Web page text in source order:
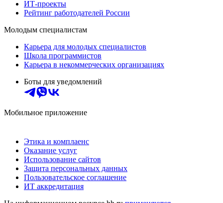
ИТ-проекты
Рейтинг работодателей России
Молодым специалистам
Карьера для молодых специалистов
Школа программистов
Карьера в некоммерческих организациях
Боты для уведомлений
Мобильное приложение
Этика и комплаенс
Оказание услуг
Использование сайтов
Защита персональных данных
Пользовательское соглашение
ИТ аккредитация